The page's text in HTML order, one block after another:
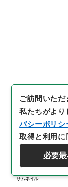
サムネイル
ご訪問いただ
私たちがより
バシーポリシ
取得と利用に
必要